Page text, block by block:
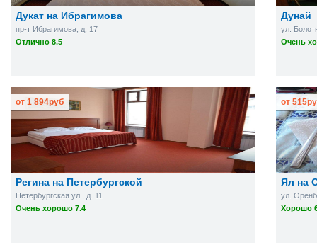
Дукат на Ибрагимова
пр-т Ибрагимова, д. 17
Отлично 8.5
Дунай
ул.
Очень
Регина на Петербургской
Петербургская ул., д. 11
Очень хорошо 7.4
от 1 894руб
Ял на
ул.
Хорошо
от 515